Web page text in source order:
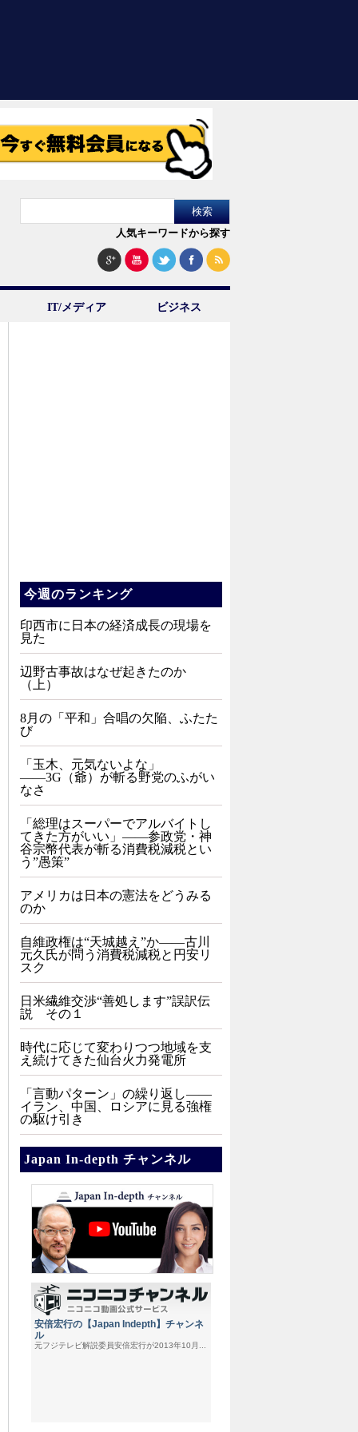
人気キーワードから探す
IT/メディア ビジネス
今週のランキング
印西市に日本の経済成長の現場を
見た
辺野古事故はなぜ起きたのか
（上）
8月の「平和」合唱の欠陥、ふたた
び
「玉木、元気ないよな」
――3G（爺）が斬る野党のふがい
なさ
「総理はスーパーでアルバイトし
てきた方がいい」――参政党・神
谷宗幣代表が斬る消費税減税とい
う”愚策”
アメリカは日本の憲法をどうみる
のか
自維政権は“天城越え”か――古川
元久氏が問う消費税減税と円安リ
スク
日米繊維交渉“善処します”誤訳伝
説 その１
時代に応じて変わりつつ地域を支
え続けてきた仙台火力発電所
「言動パターン」の繰り返し――
イラン、中国、ロシアに見る強権
の駆け引き
Japan In-depth チャンネル